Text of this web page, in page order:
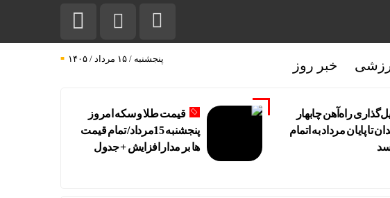
خبر روز پنجشنبه / ۱۵ مرداد / ۱۴۰۵
راه‌آهن چابهار
تا پایان مرداد به اتمام
قیمت طلا و سکه امروز
پنجشنبه 15مرداد/ تمام قیمت
ها بر مدار افزایش + جدول